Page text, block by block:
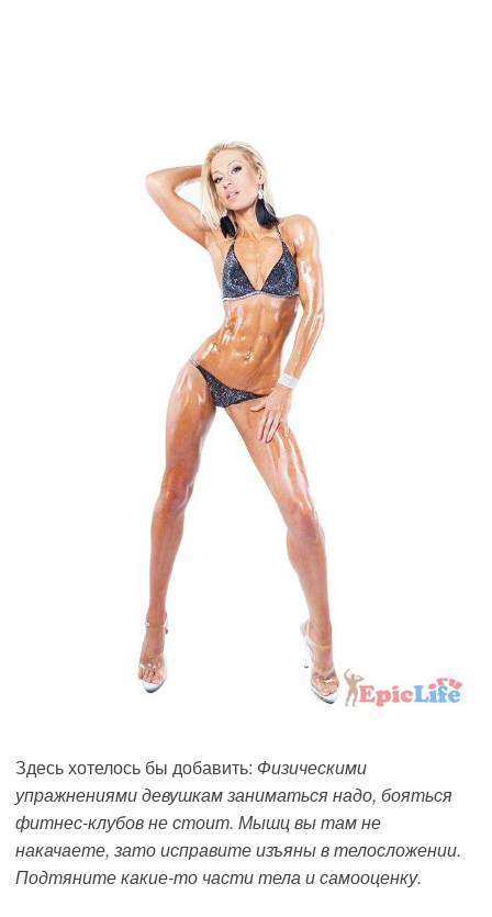
Здесь хотелось бы добавить: Физическими
упражнениями девушкам заниматься надо, бояться
фитнес-клубов не стоит. Мышц вы там не
накачаете, зато исправите изъяны в телосложении.
Подтяните какие-то части тела и самооценку.